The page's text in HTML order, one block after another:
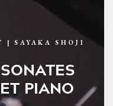
| SAYAKA SHOJI
PIANO